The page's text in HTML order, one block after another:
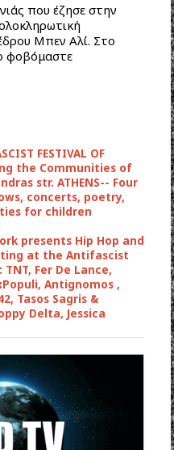
που έζησε στην
Μπεν Αλί. Στο
φοβόμαστε
FESTIVAL OF
the Communities of
str. ATHENS-- Four
concerts, poetry,
for children
presents Hip Hop and
at the Antifascist
Fer De Lance,
Antignomos ,
Tasos Sagris &
Delta, Jessica